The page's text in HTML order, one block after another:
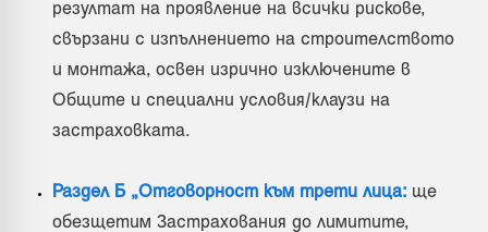
резултат на проявление на всички рискове,
свързани с изпълнението на строителството
и монтажа, освен изрично изключените в
Общите и специални условия/клаузи на
застраховката.
Раздел Б „Отговорност към трети лица: ще
обезщетим Застрахования до лимитите,